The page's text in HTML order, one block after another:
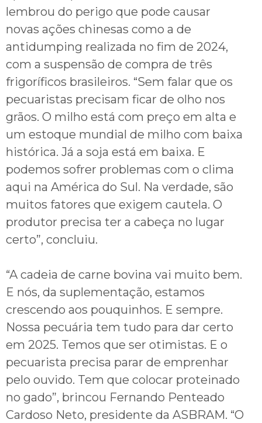
lembrou do perigo que pode causar
novas ações chinesas como a de
antidumping realizada no fim de 2024,
com a suspensão de compra de três
frigoríficos brasileiros. “Sem falar que os
pecuaristas precisam ficar de olho nos
grãos. O milho está com preço em alta e
um estoque mundial de milho com baixa
histórica. Já a soja está em baixa. E
podemos sofrer problemas com o clima
aqui na América do Sul. Na verdade, são
muitos fatores que exigem cautela. O
produtor precisa ter a cabeça no lugar
certo”, concluiu.
“A cadeia de carne bovina vai muito bem.
E nós, da suplementação, estamos
crescendo aos pouquinhos. E sempre.
Nossa pecuária tem tudo para dar certo
em 2025. Temos que ser otimistas. E o
pecuarista precisa parar de emprenhar
pelo ouvido. Tem que colocar proteinado
no gado”, brincou Fernando Penteado
Cardoso Neto, presidente da ASBRAM. “O